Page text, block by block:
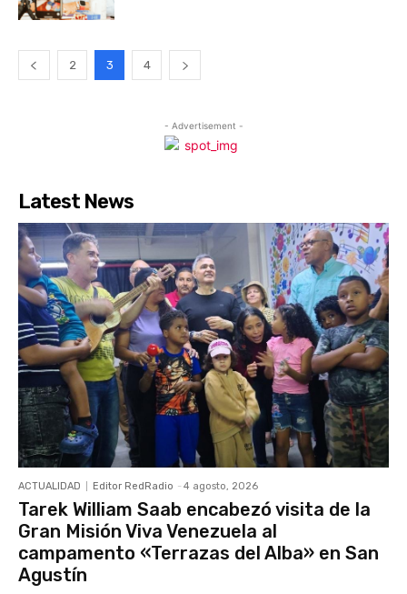
2 3 4
- Advertisement -
Latest News
ACTUALIDAD Editor RedRadio - 4 agosto, 2026
Tarek William Saab encabezó visita de la
Gran Misión Viva Venezuela al
campamento «Terrazas del Alba» en San
Agustín